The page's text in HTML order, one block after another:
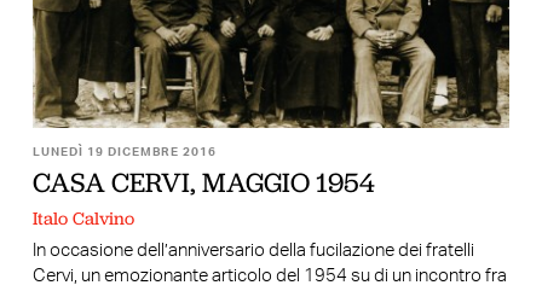
LUNEDÌ 19 DICEMBRE 2016
CASA CERVI, MAGGIO 1954
Italo Calvino
In occasione dell’anniversario della fucilazione dei fratelli
Cervi, un emozionante articolo del 1954 su di un incontro fra